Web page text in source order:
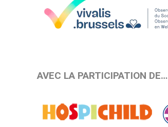
AVEC LA PARTICIPATION DE…